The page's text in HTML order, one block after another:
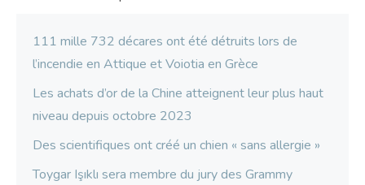
111 mille 732 décares ont été détruits lors de
l’incendie en Attique et Voiotia en Grèce
Les achats d’or de la Chine atteignent leur plus haut
niveau depuis octobre 2023
Des scientifiques ont créé un chien « sans allergie »
Toygar Işıklı sera membre du jury des Grammy